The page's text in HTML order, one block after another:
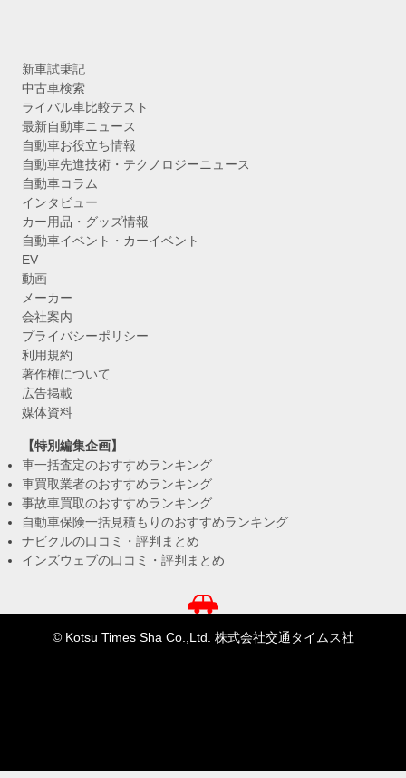
新車試乗記
中古車検索
ライバル車比較テスト
最新自動車ニュース
自動車お役立ち情報
自動車先進技術・テクノロジーニュース
自動車コラム
インタビュー
カー用品・グッズ情報
自動車イベント・カーイベント
EV
動画
メーカー
会社案内
プライバシーポリシー
利用規約
著作権について
広告掲載
媒体資料
【特別編集企画】
車一括査定のおすすめランキング
車買取業者のおすすめランキング
事故車買取のおすすめランキング
自動車保険一括見積もりのおすすめランキング
ナビクルの口コミ・評判まとめ
インズウェブの口コミ・評判まとめ
© Kotsu Times Sha Co.,Ltd. 株式会社交通タイムス社